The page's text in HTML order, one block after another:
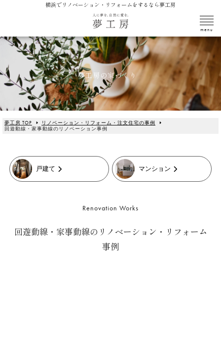
横浜でリノベーション・リフォームをするなら夢工房
夢工房の家づくり
夢工房 TOP
リノベーション・リフォーム・注文住宅の事例
回遊動線・家事動線のリノベーション事例
戸建て マンション
Renovation Works
回遊動線・家事動線のリノベーション・リフォーム
事例